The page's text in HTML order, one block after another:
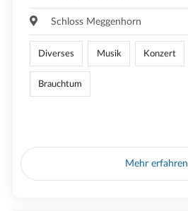
Schloss Meggenhorn
Diverses Musik Konzert
Brauchtum
Mehr erfahren